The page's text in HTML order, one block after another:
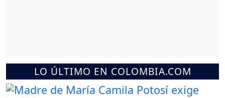
LO ÚLTIMO EN COLOMBIA.COM